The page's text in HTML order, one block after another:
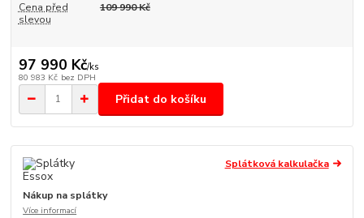
Cena před
slevou
109 990 Kč
97 990 Kč/ks
80 983 Kč bez DPH
Přidat do košíku
Splátková kalkulačka
Nákup na splátky
Více informací